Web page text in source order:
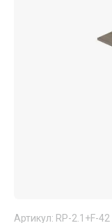
Артикул: RP-2.1+F-42